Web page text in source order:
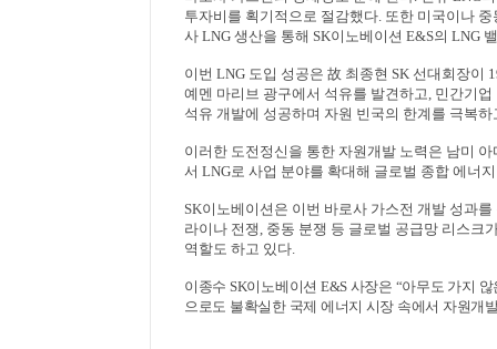
투자비를 획기적으로 절감했다. 또한 미국이나
사 LNG 생산을 통해 SK이노베이션 E&S의 LNG
이번 LNG 도입 성공은 故 최종현 SK 선대회장이
예멘 마리브 광구에서 석유를 발견하고, 민간기
석유 개발에 성공하며 자원 빈국의 한계를 극복
이러한 도전정신을 통한 자원개발 노력은 남미
서 LNG로 사업 분야를 확대해 글로벌 종합 에너
SK이노베이션은 이번 바로사 가스전 개발 성과를
라이나 전쟁, 중동 분쟁 등 글로벌 공급망 리스크
역할도 하고 있다.
이종수 SK이노베이션 E&S 사장은 “아무도 가지
으로도 불확실한 국제 에너지 시장 속에서 자원개